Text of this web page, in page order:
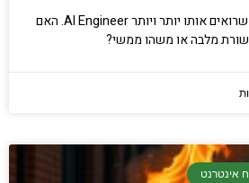
הסבר על הטייטל החדש שרואים אותו יותר ויותר AI Engineer. האם
מלבה או משהו ממשי?
אינטרנט